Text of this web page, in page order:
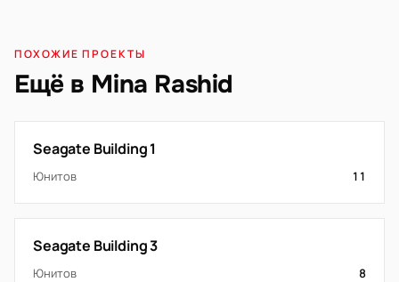
ПОХОЖИЕ ПРОЕКТЫ
Ещё в Mina Rashid
Seagate Building 1
Юнитов 11
Seagate Building 3
Юнитов 8